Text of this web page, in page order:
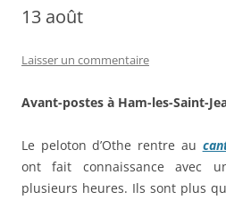
13 août
Laisser un commentaire
Avant-postes à Ham-les-Saint-
Le peloton d’Othe rentre au
ont fait connaissance avec
plusieurs heures. Ils sont plus